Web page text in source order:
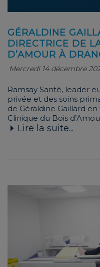
GÉRALDINE
DIRECTRICE DE
D’AMOUR À
Mercredi 14 décembre
Ramsay Santé, leader
privée et des soins
de Géraldine Gaillard
Clinique du Bois
Lire la suite...